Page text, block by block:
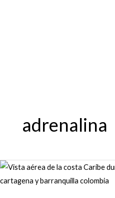
adrenalina
Paracaidismo
en